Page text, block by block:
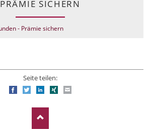
PRÄMIE SICHERN
Seite teilen:
FacebookTwitterLinkedIn
Xing